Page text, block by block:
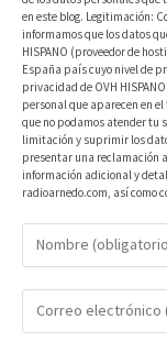
en este blog. Legitimación:
informamos que los datos
HISPANO (proveedor de
España país cuyo nivel de
privacidad de OVH
personal que aparecen en
que no podamos atender tu
limitación y suprimir los
presentar una reclamación
información adicional y
radioarnedo.com, así como